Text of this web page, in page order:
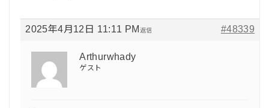
2025年4月12日 11:11 PM #48339
返信
Arthurwhady
ゲスト